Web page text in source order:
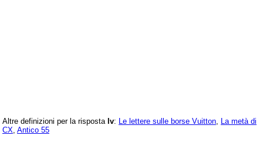
Altre definizioni per la risposta lv: Le lettere sulle borse Vuitton La metà di
CX Antico 55